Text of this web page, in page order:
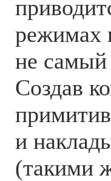
режимах
не самый
Создав
и
(такими